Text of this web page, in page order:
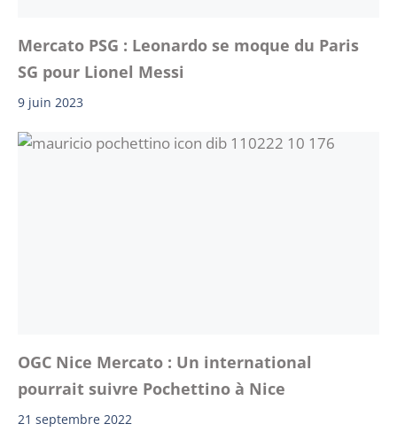
Mercato PSG : Leonardo se moque du Paris
SG pour Lionel Messi
9 juin 2023
OGC Nice Mercato : Un international
pourrait suivre Pochettino à Nice
21 septembre 2022